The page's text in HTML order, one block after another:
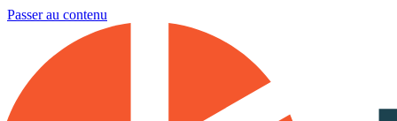
Passer au contenu